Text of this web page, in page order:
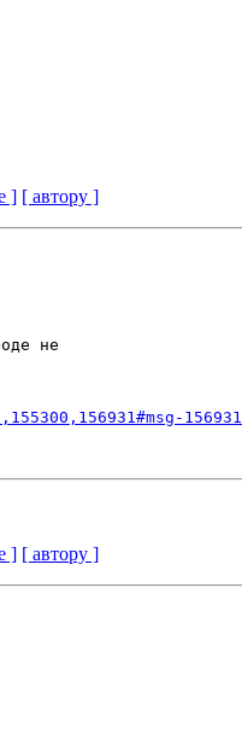
] [ автору ]
не
156931
] [ автору ]